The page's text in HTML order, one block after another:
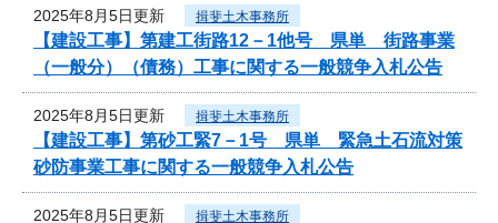
2025年8月5日更新 揖斐土木事務所
【建設工事】第建工街路12－1他号 県単 街路事業
（一般分）（債務）工事に関する一般競争入札公告
2025年8月5日更新 揖斐土木事務所
【建設工事】第砂工緊7－1号 県単 緊急土石流対策
砂防事業工事に関する一般競争入札公告
2025年8月5日更新 揖斐土木事務所